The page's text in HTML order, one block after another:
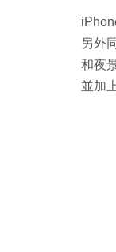
另外
和夜
並加